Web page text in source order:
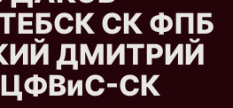
СК ФПБ
ДМИТРИЙ
СК